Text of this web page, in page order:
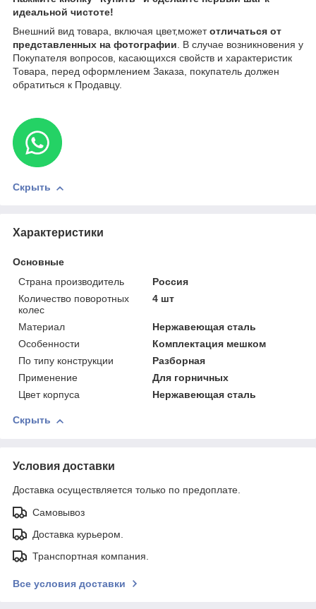
идеальной чистоте!
Внешний вид товара, включая цвет,можетотличаться от
представленных на фотографии . В случае возникновения у
Покупателя вопросов, касающихся свойств и характеристик
Товара, перед оформлением Заказа, покупатель должен
обратиться к Продавцу.
Скрыть
Характеристики
Основные
Страна производитель
Россия
Количество поворотных
колес
4 шт
Материал
Нержавеющая сталь
Особенности
Комплектация мешком
По типу конструкции
Разборная
Применение
Для горничных
Цвет корпуса
Нержавеющая сталь
Скрыть
Условия доставки
Доставка осуществляется только по предоплате.
Самовывоз
Доставка курьером.
Транспортная компания.
Все условия доставки